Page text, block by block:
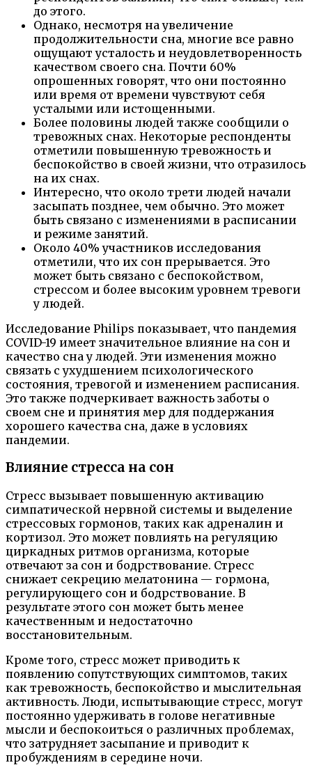
до этого.
Однако, несмотря на увеличение
продолжительности сна, многие все равно
ощущают усталость и неудовлетворенность
качеством своего сна. Почти 60%
опрошенных говорят, что они постоянно
или время от времени чувствуют себя
усталыми или истощенными.
Более половины людей также сообщили о
тревожных снах. Некоторые респонденты
отметили повышенную тревожность и
беспокойство в своей жизни, что отразилось
на их снах.
Интересно, что около трети людей начали
засыпать позднее, чем обычно. Это может
быть связано с изменениями в расписании
и режиме занятий.
Около 40% участников исследования
отметили, что их сон прерывается. Это
может быть связано с беспокойством,
стрессом и более высоким уровнем тревоги
у людей.
Исследование Philips показывает, что пандемия
COVID-19 имеет значительное влияние на сон и
качество сна у людей. Эти изменения можно
связать с ухудшением психологического
состояния, тревогой и изменением расписания.
Это также подчеркивает важность заботы о
своем сне и принятия мер для поддержания
хорошего качества сна, даже в условиях
пандемии.
Влияние стресса на сон
Стресс вызывает повышенную активацию
симпатической нервной системы и выделение
стрессовых гормонов, таких как адреналин и
кортизол. Это может повлиять на регуляцию
циркадных ритмов организма, которые
отвечают за сон и бодрствование. Стресс
снижает секрецию мелатонина — гормона,
регулирующего сон и бодрствование. В
результате этого сон может быть менее
качественным и недостаточно
восстановительным.
Кроме того, стресс может приводить к
появлению сопутствующих симптомов, таких
как тревожность, беспокойство и мыслительная
активность. Люди, испытывающие стресс, могут
постоянно удерживать в голове негативные
мысли и беспокоиться о различных проблемах,
что затрудняет засыпание и приводит к
пробуждениям в середине ночи.